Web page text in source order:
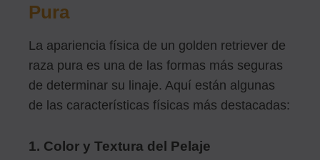
Pura
La apariencia física de un golden retriever de
raza pura es una de las formas más seguras
de determinar su linaje. Aquí están algunas
de las características físicas más destacadas:
1. Color y Textura del Pelaje